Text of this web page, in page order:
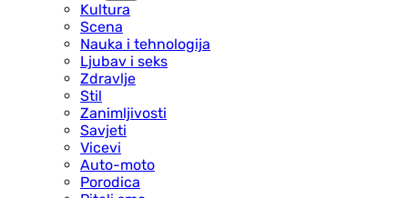
Kultura
Scena
Nauka i tehnologija
Ljubav i seks
Zdravlje
Stil
Zanimljivosti
Savjeti
Vicevi
Auto-moto
Porodica